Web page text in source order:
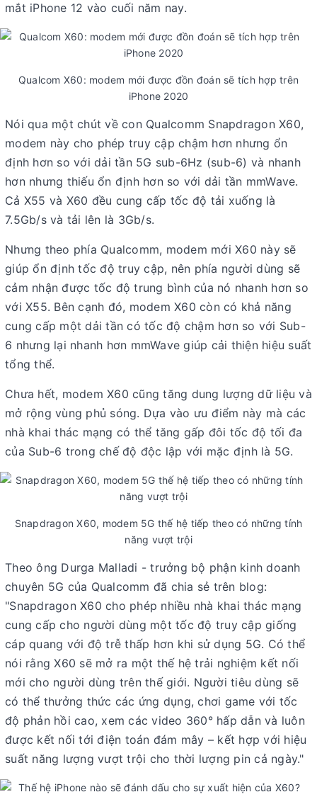
mắt iPhone 12 vào cuối năm nay.
Qualcom X60: modem mới được đồn đoán sẽ tích hợp trên
iPhone 2020
Nói qua một chút về con Qualcomm Snapdragon X60,
modem này cho phép truy cập chậm hơn nhưng ổn
định hơn so với dải tần 5G sub-6Hz (sub-6) và nhanh
hơn nhưng thiếu ổn định hơn so với dải tần mmWave.
Cả X55 và X60 đều cung cấp tốc độ tải xuống là
7.5Gb/s và tải lên là 3Gb/s.
Nhưng theo phía Qualcomm, modem mới X60 này sẽ
giúp ổn định tốc độ truy cập, nên phía người dùng sẽ
cảm nhận được tốc độ trung bình của nó nhanh hơn so
với X55. Bên cạnh đó, modem X60 còn có khả năng
cung cấp một dải tần có tốc độ chậm hơn so với Sub-
6 nhưng lại nhanh hơn mmWave giúp cải thiện hiệu suất
tổng thể.
Chưa hết, modem X60 cũng tăng dung lượng dữ liệu và
mở rộng vùng phủ sóng. Dựa vào ưu điểm này mà các
nhà khai thác mạng có thể tăng gấp đôi tốc độ tối đa
của Sub-6 trong chế độ độc lập với mặc định là 5G.
Snapdragon X60, modem 5G thế hệ tiếp theo có những tính
năng vượt trội
Theo ông Durga Malladi - trưởng bộ phận kinh doanh
chuyên 5G của Qualcomm đã chia sẻ trên blog:
"Snapdragon X60 cho phép nhiều nhà khai thác mạng
cung cấp cho người dùng một tốc độ truy cập giống
cáp quang với độ trễ thấp hơn khi sử dụng 5G. Có thể
nói rằng X60 sẽ mở ra một thế hệ trải nghiệm kết nối
mới cho người dùng trên thế giới. Người tiêu dùng sẽ
có thể thưởng thức các ứng dụng, chơi game với tốc
độ phản hồi cao, xem các video 360° hấp dẫn và luôn
được kết nối tới điện toán đám mây – kết hợp với hiệu
suất năng lượng vượt trội cho thời lượng pin cả ngày."